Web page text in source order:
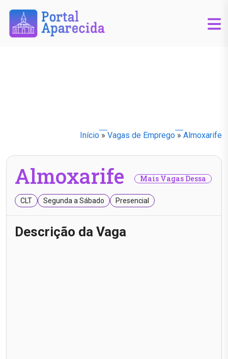
Início » Vagas de Emprego » Almoxarife
Almoxarife Mais Vagas Dessa
CLT Segunda a Sábado Presencial
Descrição da Vaga